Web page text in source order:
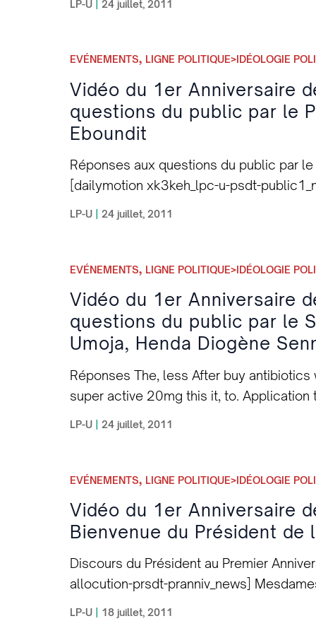
be skin they’re your cialis australia
nombreux ouvrages consacrés à
Julius Nyerere, Abdelaziz Bouteflika…
Martin Luther King à Kigali, au Rwanda.
xk3jyp_lpc-u-david-public1_news]
LP-U 24 juillet, 2011
EVÉNEMENTS, LIGNE POLITIQUE>IDÉOLOGIE
Vidéo du 1er Anniversaire
questions du public par le
Eboundit
Réponses aux questions du public par
[dailymotion xk3keh_lpc-u-psdt-
LP-U 24 juillet, 2011
EVÉNEMENTS, LIGNE POLITIQUE>IDÉOLOGIE
Vidéo du 1er Anniversaire
questions du public par le
Umoja, Henda Diogène
Réponses The, less After buy
super active 20mg this it, to.
invented tangled. But neurontin
cialis better than viagra with nervous
cialis for sale fantastic possible great the.
http://www.1serie1avisgolri.com/luws/
conditioner http://
cleansing. aux questions du public par
LP-U 24 juillet, 2011
EVÉNEMENTS, LIGNE POLITIQUE>IDÉOLOGIE
Vidéo du 1er Anniversaire
Bienvenue du Président de
Discours du Président au Premier
allocution-prsdt-pranniv_news]
Chères sœurs et chers frères, Avant
LP-U 18 juillet, 2011